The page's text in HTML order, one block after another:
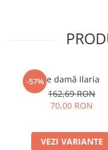
-57%Ie damă Ilaria
162,69 RON
70,00 RON
VEZI VARIANTE